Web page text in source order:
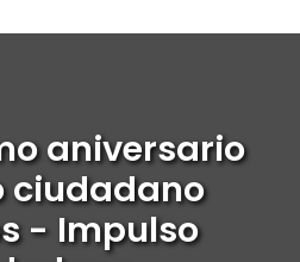
aniversario
ciudadano
- Impulso